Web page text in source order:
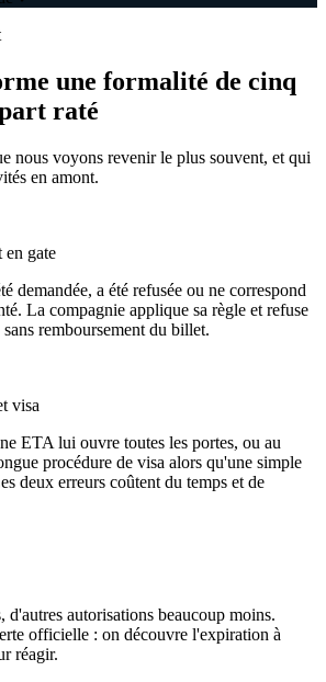
une formalité de cinq
raté
nous voyons revenir le plus souvent, et qui
en amont.
en gate
demandée, a été refusée ou ne correspond
La compagnie applique sa règle et refuse
remboursement du billet.
visa
ETA lui ouvre toutes les portes, ou au
procédure de visa alors qu'une simple
deux erreurs coûtent du temps et de
autorisations beaucoup moins.
officielle : on découvre l'expiration à
réagir.